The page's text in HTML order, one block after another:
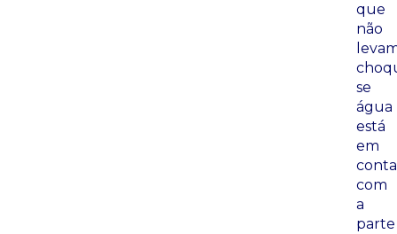
que
não
se
água
está
em
com
a
parte